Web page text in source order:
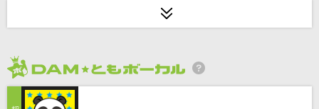
I LOVE YOU
米津玄師